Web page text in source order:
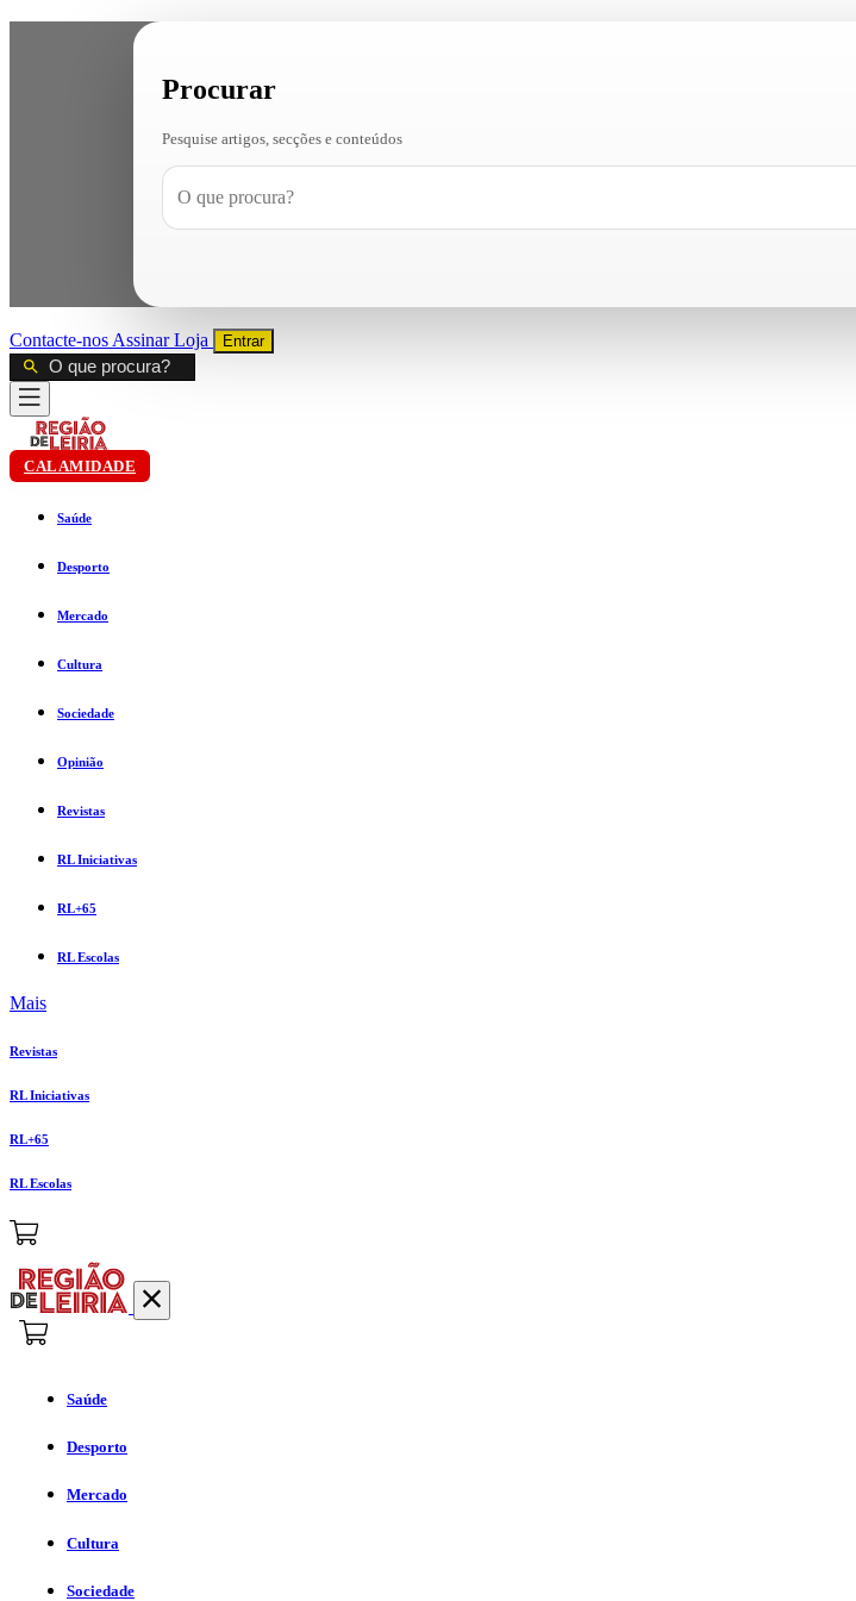
Procurar
Pesquise artigos, secções e conteúdos
Contacte-nos AssinarLoja Entrar
CALAMIDADE
Saúde
Desporto
Mercado
Cultura
Sociedade
Opinião
Revistas
RL Iniciativas
RL+65
RL Escolas
Mais
Revistas
RL Iniciativas
RL+65
RL Escolas
Saúde
Desporto
Mercado
Cultura
Sociedade